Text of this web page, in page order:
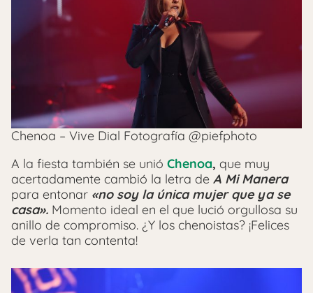
Chenoa – Vive Dial Fotografía @piefphoto
A la fiesta también se unió Chenoa, que muy
acertadamente cambió la letra de A Mi Manera
para entonar «no soy la única mujer que ya se
casa». Momento ideal en el que lució orgullosa su
anillo de compromiso. ¿Y los chenoistas? ¡Felices
de verla tan contenta!